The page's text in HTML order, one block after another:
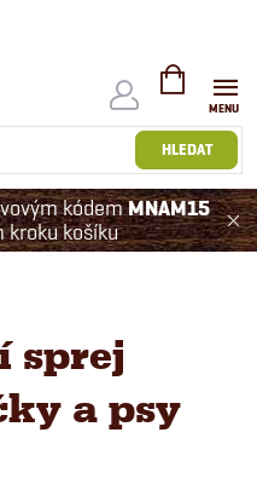
HLEDAT
NÁKUPNÍ
KOŠÍK
kódemMNAM15
kroku košíku
sprej
a psy